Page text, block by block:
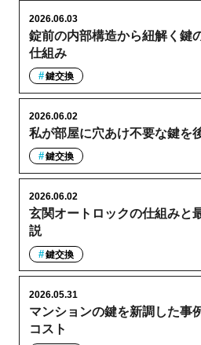
錠前の内部構造から紐解く鍵
仕組み
2026.06.03
鍵交換
私が部屋に穴あけ不要な鍵を
2026.06.02
鍵交換
玄関オートロックの仕組みと
説
2026.06.02
鍵交換
マンションの鍵を新調した事
コスト
2026.05.31